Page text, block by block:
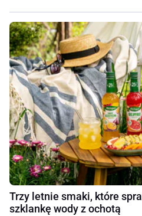
Trzy letnie smaki, które
szklankę wody z ochotą